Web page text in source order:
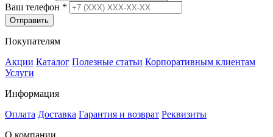
Ваш телефон *
Отправить
Покупателям
Акции Каталог Полезные статьи Корпоративным клиентам
Услуги
Информация
Оплата Доставка Гарантия и возврат Реквизиты
О компании